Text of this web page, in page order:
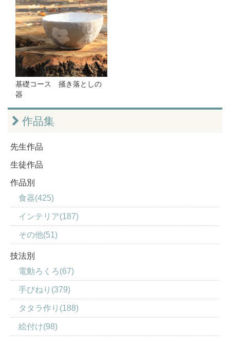
基礎コース 掻き落としの
器
作品集
先生作品
生徒作品
作品別
食器(425)
インテリア(187)
その他(51)
技法別
電動ろくろ(67)
手びねり(379)
タタラ作り(188)
絵付け(98)